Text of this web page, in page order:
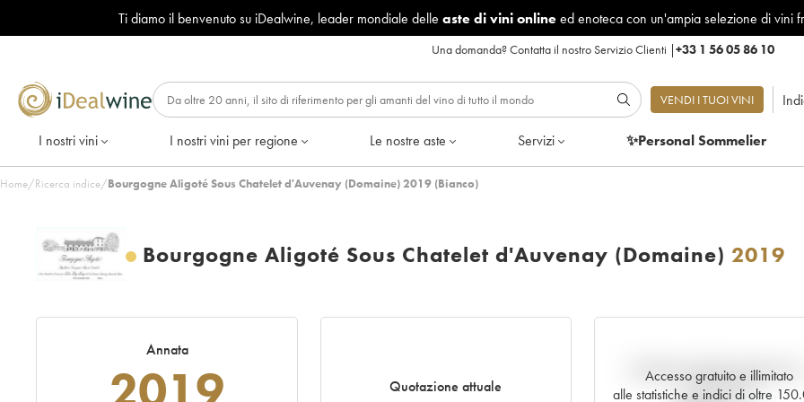
Ti diamo il benvenuto su iDealwine, leader mondiale delle aste di vini onlineed enoteca con un'ampia selezione di vini
Una domanda?Contatta il nostro Servizio Clienti |+33 1 56 05 86 10
VENDI I TUOI VINI
I nostri vini I nostri vini per regione Le nostre aste Servizi ✨Personal Sommelier
Home/Ricerca indice/Bourgogne Aligoté Sous Chatelet d'Auvenay (Domaine) 2019 (Bianco)
Bourgogne Aligoté Sous Chatelet d'Auvenay (Domaine) 2019
Annata
Quotazione attuale
Accesso gratuito e illimitato
alle statistiche e indici di oltre
Andamento della quotazione
tempo reale